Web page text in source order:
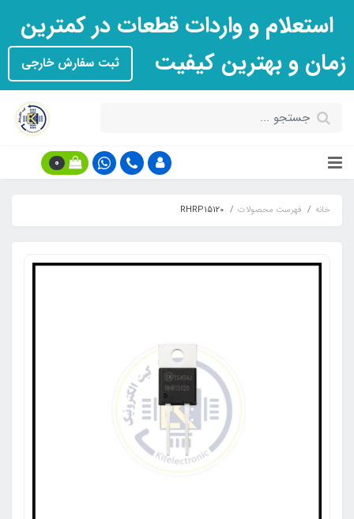
استعلام و واردات قطعات در کمترین
زمان و بهترین کیفیت
ثبت سفارش خارجی
0
خانه فهرست محصولات RHRP15120